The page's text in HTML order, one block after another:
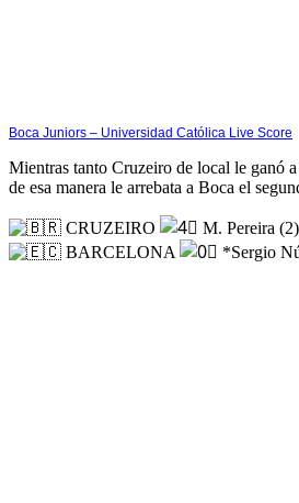
Boca Juniors – Universidad Católica Live Score
Mientras tanto Cruzeiro de local le ganó
de esa manera le arrebata a Boca el
CRUZEIRO
M. Pereira
BARCELONA
*Sergio